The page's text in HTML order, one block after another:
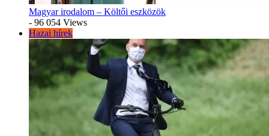
Magyar irodalom – Költői eszközök
- 96 054 Views
Hazai hírek